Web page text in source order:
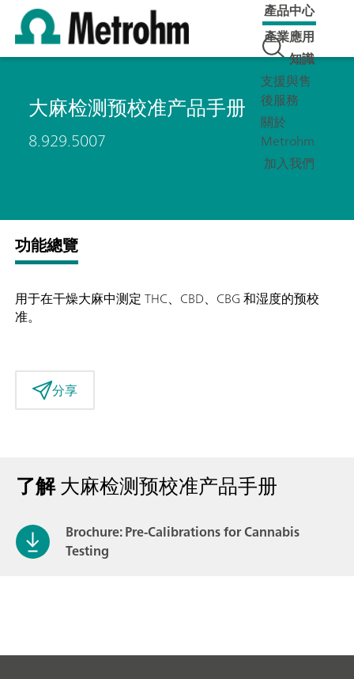
產品中心
產業應用
知識
支援與售
後服務
關於
Metrohm
加入我們
大麻检测预校准产品手册
8.929.5007
功能總覽
用于在干燥大麻中测定 THC、CBD、CBG 和湿度的预校
准。
分享
了解大麻检测预校准产品手册
Brochure: Pre-Calibrations for Cannabis
Testing